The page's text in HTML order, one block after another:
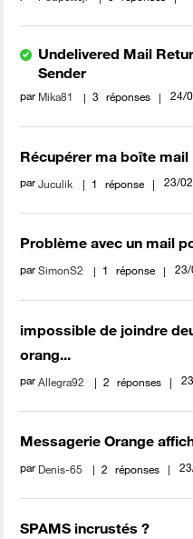
Undelivered Mail
Sender
par Mika81 3 réponses ‎24/
Récupérer ma boîte mail
parJuculik 1 réponse ‎23/
Problème avec un mail
parSimonS2 1 réponse
impossible de joindre
orang...
parAllegra92 2 réponses
Messagerie Orange
par Denis-65 2 réponses
SPAMS incrustés ?